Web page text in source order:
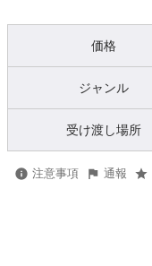
価格
ジャンル
受け渡し場所
注意事項 通報